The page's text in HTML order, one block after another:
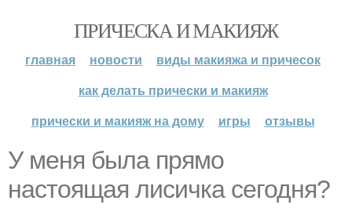
ПРИЧЕСКА И МАКИЯЖ
главная новости
виды макияжа и причесок
как делать прически и макияж
прически и макияж на дому
игры отзывы
У меня была прямо
настоящая лисичка сегодня?